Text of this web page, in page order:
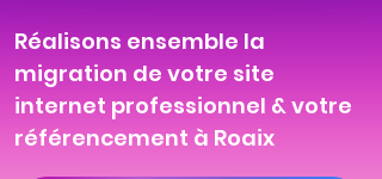
Réalisons ensemble la
migration de votre site
internet professionnel & votre
référencement à Roaix